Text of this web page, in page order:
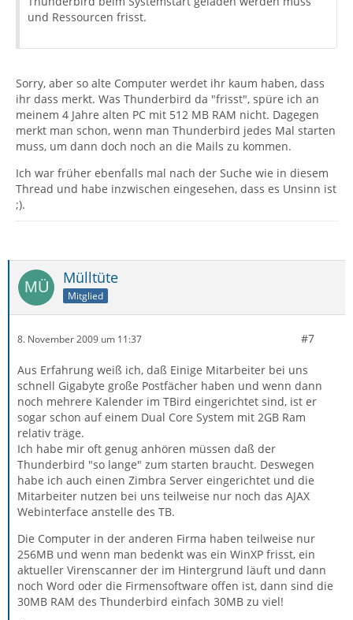
und Ressourcen frisst.
Sorry, aber so alte Computer werdet ihr kaum haben, dass
ihr dass merkt. Was Thunderbird da "frisst", spüre ich an
meinem 4 Jahre alten PC mit 512 MB RAM nicht. Dagegen
merkt man schon, wenn man Thunderbird jedes Mal starten
muss, um dann doch noch an die Mails zu kommen.
Ich war früher ebenfalls mal nach der Suche wie in diesem
Thread und habe inzwischen eingesehen, dass es Unsinn ist
;).
Mülltüte
Mitglied
8. November 2009 um 11:37 #7
Aus Erfahrung weiß ich, daß Einige Mitarbeiter bei uns
schnell Gigabyte große Postfächer haben und wenn dann
noch mehrere Kalender im TBird eingerichtet sind, ist er
sogar schon auf einem Dual Core System mit 2GB Ram
relativ träge.
Ich habe mir oft genug anhören müssen daß der
Thunderbird "so lange" zum starten braucht. Deswegen
habe ich auch einen Zimbra Server eingerichtet und die
Mitarbeiter nutzen bei uns teilweise nur noch das AJAX
Webinterface anstelle des TB.
Die Computer in der anderen Firma haben teilweise nur
256MB und wenn man bedenkt was ein WinXP frisst, ein
aktueller Virenscanner der im Hintergrund läuft und dann
noch Word oder die Firmensoftware offen ist, dann sind die
30MB RAM des Thunderbird einfach 30MB zu viel!